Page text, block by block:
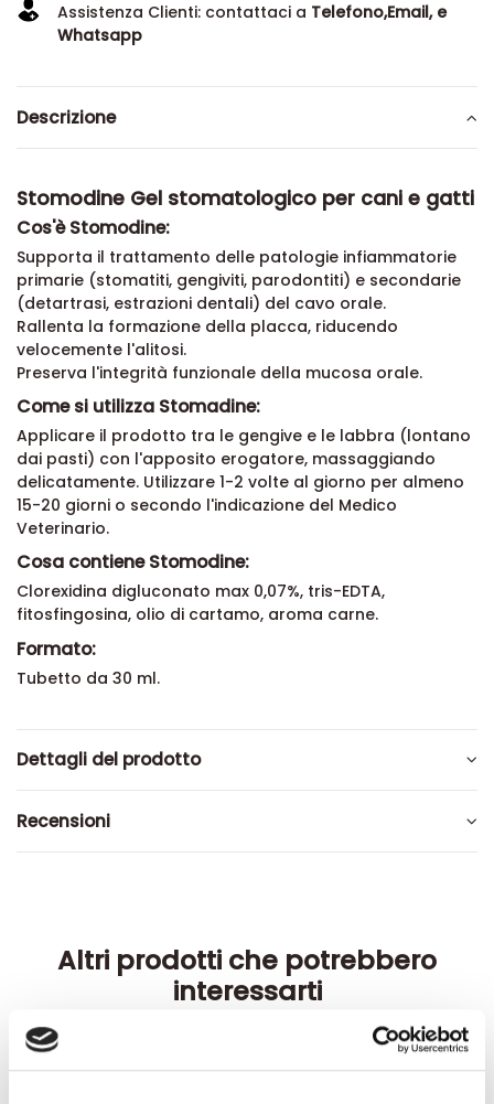
Assistenza Clienti: contattaci a Telefono,Email, e
Whatsapp
Descrizione
Stomodine Gel stomatologico per cani e gatti
Cos'è Stomodine:
Supporta il trattamento delle patologie infiammatorie
primarie (stomatiti, gengiviti, parodontiti) e secondarie
(detartrasi, estrazioni dentali) del cavo orale.
Rallenta la formazione della placca, riducendo
velocemente l'alitosi.
Preserva l'integrità funzionale della mucosa orale.
Come si utilizza Stomadine:
Applicare il prodotto tra le gengive e le labbra (lontano
dai pasti) con l'apposito erogatore, massaggiando
delicatamente. Utilizzare 1-2 volte al giorno per almeno
15-20 giorni o secondo l'indicazione del Medico
Veterinario.
Cosa contiene Stomodine:
Clorexidina digluconato max 0,07%, tris-EDTA,
fitosfingosina, olio di cartamo, aroma carne.
Formato:
Tubetto da 30 ml.
Dettagli del prodotto
Recensioni
Altri prodotti che potrebbero
interessarti
-42%